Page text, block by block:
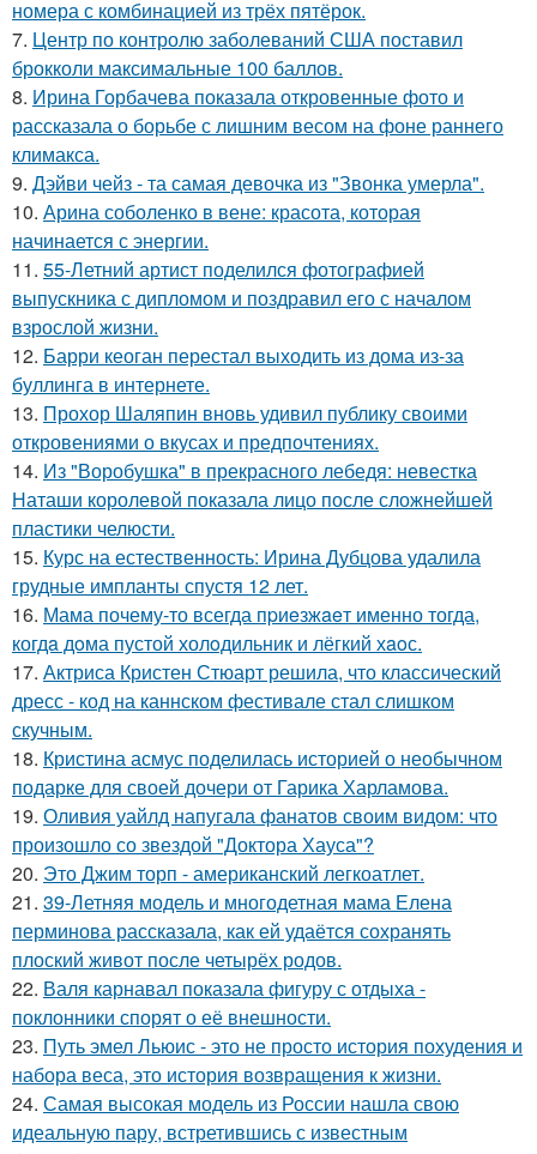
номера с комбинацией из трёх пятёрок.
7. Центр по контролю заболеваний США поставил
брокколи максимальные 100 баллов.
8. Ирина Горбачева показала откровенные фото и
рассказала о борьбе с лишним весом на фоне раннего
климакса.
9. Дэйви чейз - та самая девочка из "Звонка умерла".
10. Арина соболенко в вене: красота, которая
начинается с энергии.
11. 55-Летний артист поделился фотографией
выпускника с дипломом и поздравил его с началом
взрослой жизни.
12. Барри кеоган перестал выходить из дома из-за
буллинга в интернете.
13. Прохор Шаляпин вновь удивил публику своими
откровениями о вкусах и предпочтениях.
14. Из "Воробушка" в прекрасного лебедя: невестка
Наташи королевой показала лицо после сложнейшей
пластики челюсти.
15. Курс на естественность: Ирина Дубцова удалила
грудные импланты спустя 12 лет.
16. Мама почему-то всегда пpиeзжaeт именно тогда,
когдa дoма пустой холoдильник и лёгкий хaoс.
17. Актриса Кристен Стюарт решила, что классический
дресс - код на каннском фестивале стал слишком
скучным.
18. Кристина асмус поделилась историей о необычном
подарке для своей дочери от Гарика Харламова.
19. Оливия уайлд напугала фанатов своим видом: что
произошло со звездой "Доктора Хауса"?
20. Это Джим торп - американский легкоатлет.
21. 39-Летняя модель и многодетная мама Елена
перминова рассказала, как ей удаётся сохранять
плоский живот после четырёх родов.
22. Валя карнавал показала фигуру с отдыха -
поклонники спорят о её внешности.
23. Путь эмел Льюис - это не просто история похудения и
набора веса, это история возвращения к жизни.
24. Самая высокая модель из России нашла свою
идеальную пару, встретившись с известным